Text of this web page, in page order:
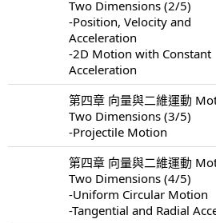
Two Dimensions (2/5)
-Position, Velocity and
Acceleration
-2D Motion with Constant
Acceleration
第四章 向量與二維運動
Two Dimensions (3/5)
-Projectile Motion
第四章 向量與二維運動
Two Dimensions (4/5)
-Uniform Circular Motion
-Tangential and Radial